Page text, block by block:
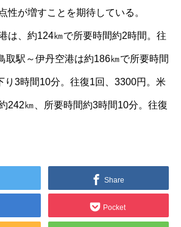
性が増すことを期待している。
は、約124㎞で所要時間約2時間。往
取駅～伊丹空港は約186㎞で所要時間
り3時間10分。往復1回、3300円。米
242㎞、所要時間約3時間10分。往復
Share
Pocket